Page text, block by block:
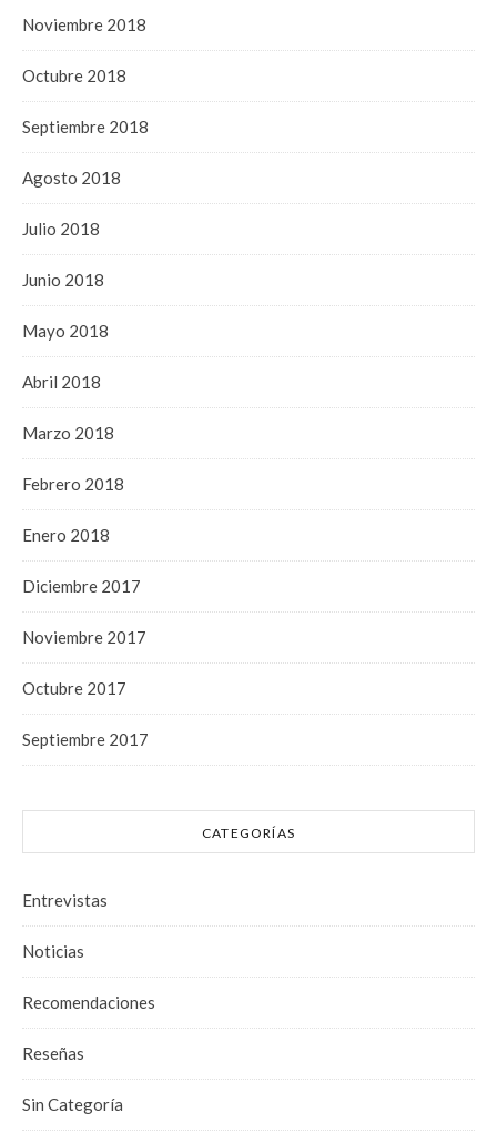
Noviembre 2018
Octubre 2018
Septiembre 2018
Agosto 2018
Julio 2018
Junio 2018
Mayo 2018
Abril 2018
Marzo 2018
Febrero 2018
Enero 2018
Diciembre 2017
Noviembre 2017
Octubre 2017
Septiembre 2017
CATEGORÍAS
Entrevistas
Noticias
Recomendaciones
Reseñas
Sin Categoría